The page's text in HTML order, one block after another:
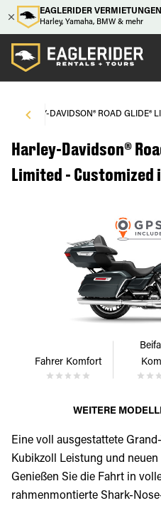
EAGLERIDER
Harley, Yamaha, BMW & mehr
HARLEY-DAVIDSON® ROAD GLIDE®
Harley-Davidson®
Limited - Customized
Fahrer Komfort
WEITERE
Eine voll ausgestattete
Kubikzoll Leistung und
Genießen Sie die Fahrt in
rahmenmontierte Shark-